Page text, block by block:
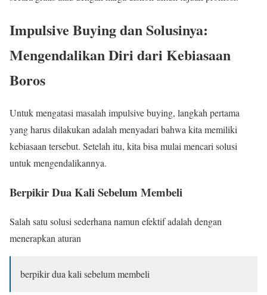
Impulsive Buying dan Solusinya:
Mengendalikan Diri dari Kebiasaan
Boros
Untuk mengatasi masalah impulsive buying, langkah pertama
yang harus dilakukan adalah menyadari bahwa kita memiliki
kebiasaan tersebut. Setelah itu, kita bisa mulai mencari solusi
untuk mengendalikannya.
Berpikir Dua Kali Sebelum Membeli
Salah satu solusi sederhana namun efektif adalah dengan
menerapkan aturan
berpikir dua kali sebelum membeli